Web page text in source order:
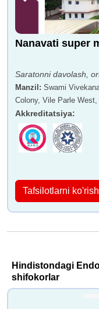
Nanavati super
Saratonni davolash,
Manzil : Swami
Colony, Vile Parle
Akkreditatsiya:
Tafsilotlarni ko'rish
Hindistondagi
shifokorlar